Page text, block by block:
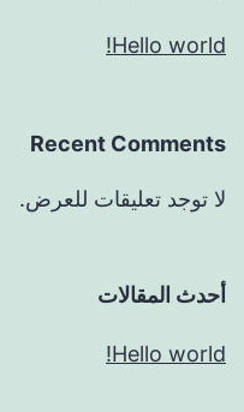
Hello world!
Recent Comments
لا توجد تعليقات للعرض.
أحدث المقالات
Hello world!